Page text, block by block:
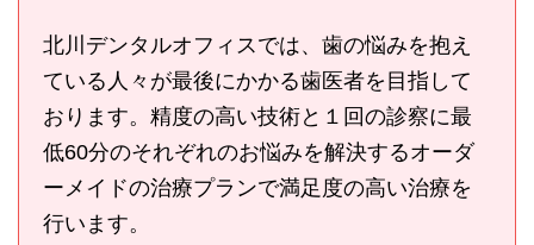
北川デンタルオフィスでは、歯の悩みを抱え
ている人々が最後にかかる歯医者を目指して
おります。精度の高い技術と１回の診察に最
低60分のそれぞれのお悩みを解決するオーダ
ーメイドの治療プランで満足度の高い治療を
行います。